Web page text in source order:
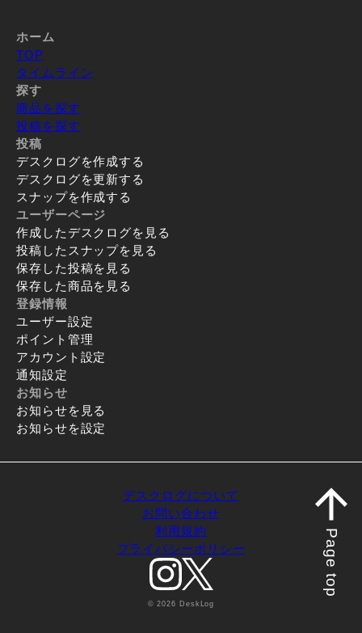
ホーム
TOP
タイムライン
探す
商品を探す
投稿を探す
投稿
デスクログを作成する
デスクログを更新する
スナップを作成する
ユーザーページ
作成したデスクログを見る
投稿したスナップを見る
保存した投稿を見る
保存した商品を見る
登録情報
ユーザー設定
ポイント管理
アカウント設定
通知設定
お知らせ
お知らせを見る
お知らせを設定
デスクログについて
お問い合わせ
利用規約
プライバシーポリシー
© 2026 DeskLog
Page top